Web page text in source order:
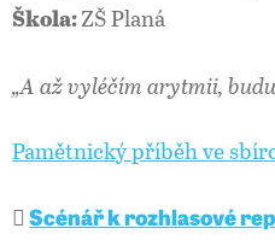
Škola: ZŠ Planá
„A až vyléčím arytmii,
Pamětnický příběh ve
Scénář k rozhlasové